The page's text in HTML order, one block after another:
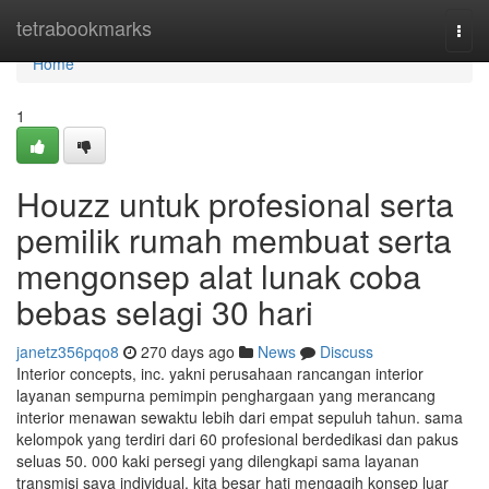
tetrabookmarks
Home
Home
1
Houzz untuk profesional serta
pemilik rumah membuat serta
mengonsep alat lunak coba
bebas selagi 30 hari
janetz356pqo8 270 days ago News
Discuss
Interior concepts, inc. yakni perusahaan rancangan interior
layanan sempurna pemimpin penghargaan yang merancang
interior menawan sewaktu lebih dari empat sepuluh tahun. sama
kelompok yang terdiri dari 60 profesional berdedikasi dan pakus
seluas 50. 000 kaki persegi yang dilengkapi sama layanan
transmisi saya individual, kita besar hati mengagih konsep luar